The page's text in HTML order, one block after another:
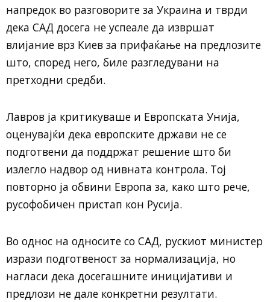
напредок во разговорите за Украина и тврди
дека САД досега не успеале да извршат
влијание врз Киев за прифаќање на предлозите
што, според него, биле разгледувани на
претходни средби.
Лавров ја критикуваше и Европската Унија,
оценувајќи дека европските држави не се
подготвени да поддржат решение што би
излегло надвор од нивната контрола. Тој
повторно ја обвини Европа за, како што рече,
русофобичен пристап кон Русија.
Во однос на односите со САД, рускиот министер
изрази подготвеност за нормализација, но
нагласи дека досегашните иницијативи и
предлози не дале конкретни резултати.